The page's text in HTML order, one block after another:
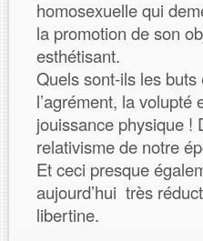
homosexuelle qui
la promotion de son
esthétisant.
Quels sont-ils les
l’agrément, la volupté
jouissance physique !
relativisme de notre
Et ceci presque
aujourd’hui très
libertine.